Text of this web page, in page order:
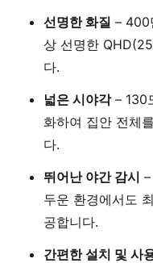
선명한 화질 – 400
상 선명한
다.
넓은 시야각– 130
화하여 집안 전체
다.
뛰어난 야간 감시 –
두운 환경에서도
공합니다.
간편한 설치 및 사